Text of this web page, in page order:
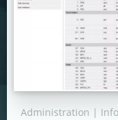
Administration |